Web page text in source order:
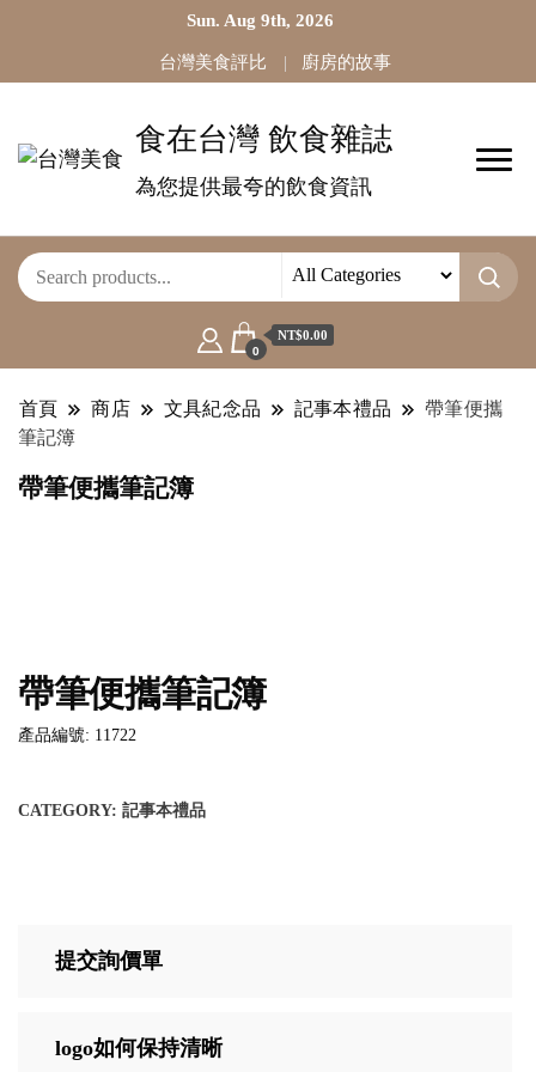
Sun. Aug 9th, 2026
台灣美食評比 廚房的故事
食在台灣 飲食雜誌
為您提供最夸的飲食資訊
0
NT$0.00
首頁 商店 文具紀念品 記事本禮品
帶筆便攜
筆記簿
帶筆便攜筆記簿
帶筆便攜筆記簿
產品編號: 11722
CATEGORY: 記事本禮品
提交詢價單
logo如何保持清晰